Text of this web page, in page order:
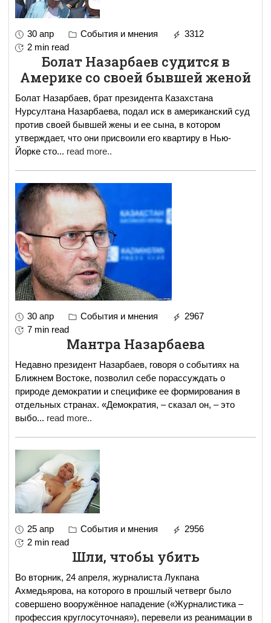
30 апр События и мнения
3312
2 min read
Болат Назарбаев судится в
Америке со своей бывшей женой
Болат Назарбаев, брат президента Казахстана
Нурсултана Назарбаева, подал иск в американский суд
против своей бывшей жены и ее сына, в котором
утверждает, что они присвоили его квартиру в Нью-
Йорке сто... read more..
30 апр События и мнения
2967
7 min read
Мантра Назарбаева
Недавно президент Назарбаев, говоря о событиях на
Ближнем Востоке, позволил себе порассуждать о
природе демократии и специфике ее формирования в
отдельных странах. «Демократия, – сказал он, – это
выбо... read more..
25 апр События и мнения
2956
2 min read
Шли, чтобы убить
Во вторник, 24 апреля, журналиста Лукпана
Ахмедьярова, на которого в прошлый четверг было
совершено вооружённое нападение («Журналистика –
профессия круглосуточная»), перевели из реанимации в